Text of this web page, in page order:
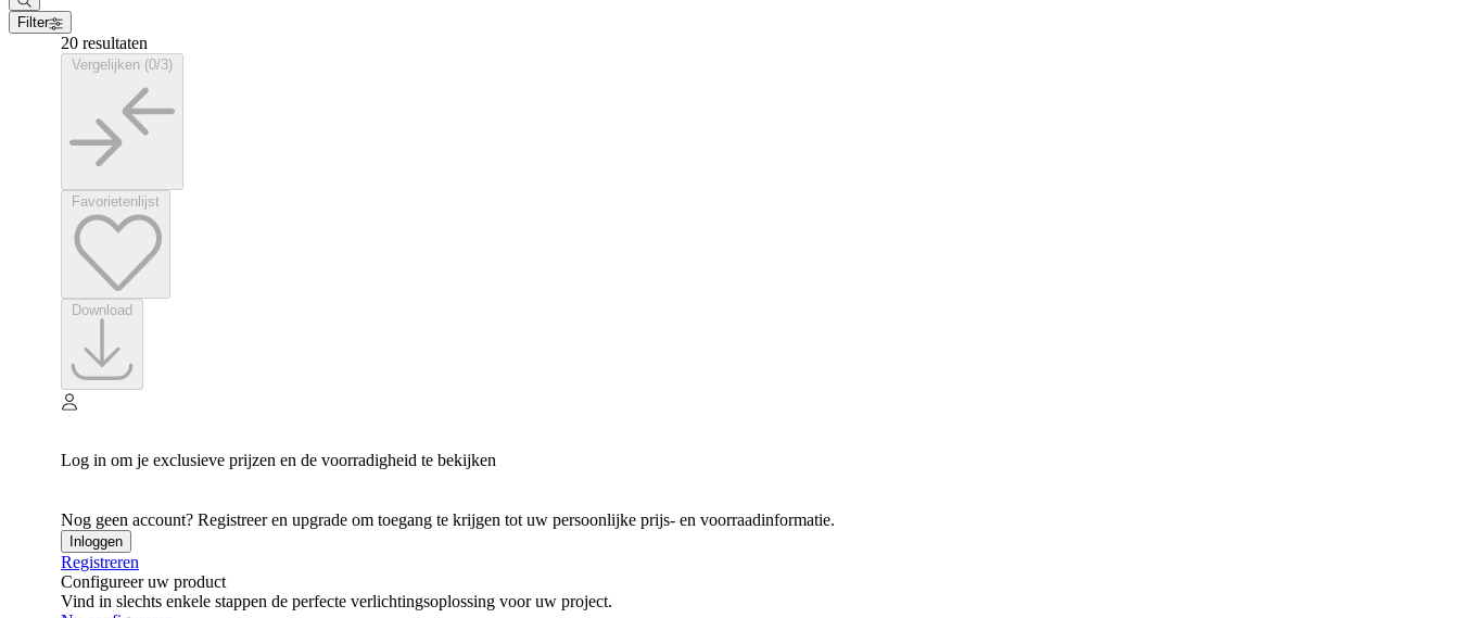
Filter
20 resultaten
Log in om je exclusieve prijzen en de voorradigheid te bekijken
Nog geen account? Registreer en upgrade om toegang te krijgen tot uw persoonlijke prijs- en voorraadinformatie.
Inloggen
Registreren
Configureer uw product
Vind in slechts enkele stappen de perfecte verlichtingsoplossing voor uw project.